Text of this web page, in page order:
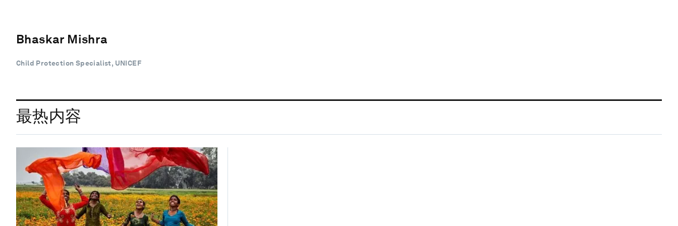
Bhaskar Mishra
Child Protection Specialist, UNICEF
最热内容